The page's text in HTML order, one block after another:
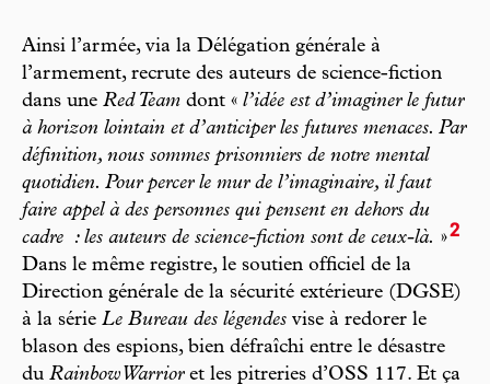
Ainsi l’armée, via la Délégation générale à
l’armement, recrute des auteurs de science-fiction
dans une Red Team dont « l’idée est d’imaginer le futur
à horizon lointain et d’anticiper les futures menaces. Par
définition, nous sommes prisonniers de notre mental
quotidien. Pour percer le mur de l’imaginaire, il faut
faire appel à des personnes qui pensent en dehors du
cadre
: les auteurs de science-fiction sont de ceux-là. »2
Dans le même registre, le soutien officiel de la
Direction générale de la sécurité extérieure (DGSE)
à la série Le Bureau des légendes vise à redorer le
blason des espions, bien défraîchi entre le désastre
du Rainbow Warrioret les pitreries d’OSS 117. Et ça